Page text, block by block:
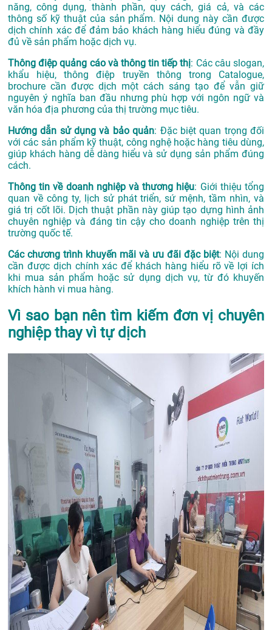
năng, công dụng, thành phần, quy cách, giá cả, và các
thông số kỹ thuật của sản phẩm. Nội dung này cần được
dịch chính xác để đảm bảo khách hàng hiểu đúng và đầy
đủ về sản phẩm hoặc dịch vụ.
Thông điệp quảng cáo và thông tin tiếp thị: Các câu slogan,
khẩu hiệu, thông điệp truyền thông trong Catalogue,
brochure cần được dịch một cách sáng tạo để vẫn giữ
nguyên ý nghĩa ban đầu nhưng phù hợp với ngôn ngữ và
văn hóa địa phương của thị trường mục tiêu.
Hướng dẫn sử dụng và bảo quản: Đặc biệt quan trọng đối
với các sản phẩm kỹ thuật, công nghệ hoặc hàng tiêu dùng,
giúp khách hàng dễ dàng hiểu và sử dụng sản phẩm đúng
cách.
Thông tin về doanh nghiệp và thương hiệu: Giới thiệu tổng
quan về công ty, lịch sử phát triển, sứ mệnh, tầm nhìn, và
giá trị cốt lõi. Dịch thuật phần này giúp tạo dựng hình ảnh
chuyên nghiệp và đáng tin cậy cho doanh nghiệp trên thị
trường quốc tế.
Các chương trình khuyến mãi và ưu đãi đặc biệt: Nội dung
cần được dịch chính xác để khách hàng hiểu rõ về lợi ích
khi mua sản phẩm hoặc sử dụng dịch vụ, từ đó khuyến
khích hành vi mua hàng.
Vì sao bạn nên tìm kiếm đơn vị chuyên
nghiệp thay vì tự dịch